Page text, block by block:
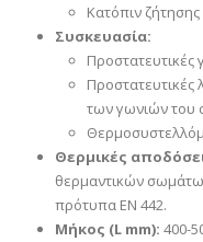
Κατόπιν
Συσκευασία:
Προστατευτικές
Προστατευτικές
των γωνιών του
Θερμικές
θερμαντικών
πρότυπα EN 442.
Μήκος (L mm): 400-